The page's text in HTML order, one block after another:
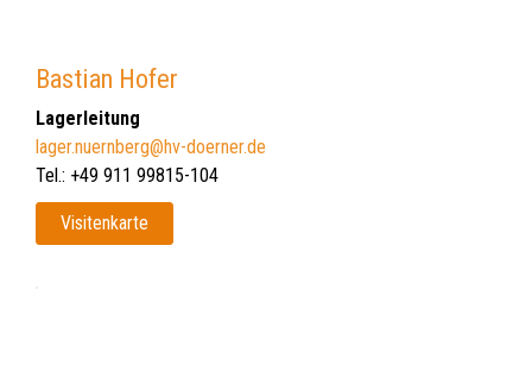
Bastian Hofer
Lagerleitung
lager.nuernberg@hv-doerner.de
Tel.: +49 911 99815-104
Visitenkarte